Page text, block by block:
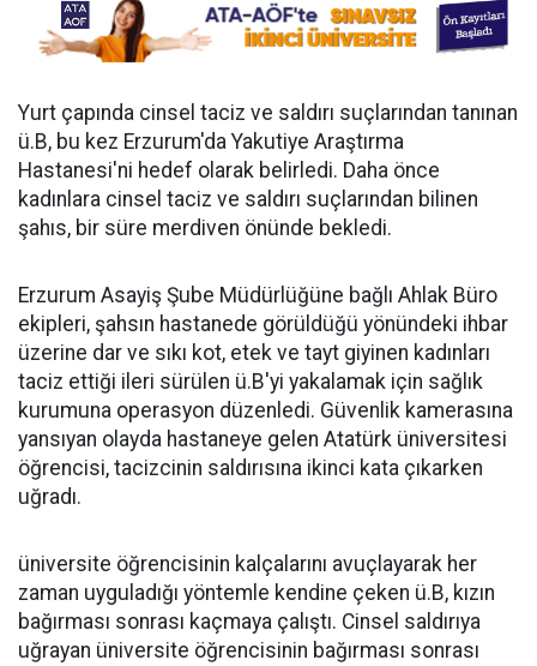
Yurt çapında cinsel taciz ve saldırı suçlarından tanınan
ü.B, bu kez Erzurum'da Yakutiye Araştırma
Hastanesi'ni hedef olarak belirledi. Daha önce
kadınlara cinsel taciz ve saldırı suçlarından bilinen
şahıs, bir süre merdiven önünde bekledi.
Erzurum Asayiş Şube Müdürlüğüne bağlı Ahlak Büro
ekipleri, şahsın hastanede görüldüğü yönündeki ihbar
üzerine dar ve sıkı kot, etek ve tayt giyinen kadınları
taciz ettiği ileri sürülen ü.B'yi yakalamak için sağlık
kurumuna operasyon düzenledi. Güvenlik kamerasına
yansıyan olayda hastaneye gelen Atatürk üniversitesi
öğrencisi, tacizcinin saldırısına ikinci kata çıkarken
uğradı.
üniversite öğrencisinin kalçalarını avuçlayarak her
zaman uyguladığı yöntemle kendine çeken ü.B, kızın
bağırması sonrası kaçmaya çalıştı. Cinsel saldırıya
uğrayan üniversite öğrencisinin bağırması sonrası